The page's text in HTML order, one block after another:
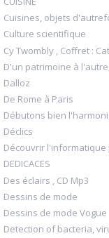
Cuisines, objets
Culture scientifique
Cy Twombly , Coffret :
D'un patrimoine à
Dalloz
De Rome à Paris
Débutons bien
Déclics
Découvrir l'informatique
DEDICACES
Des éclairs , CD Mp3
Dessins de mode
Dessins de mode Vogue
Detection of bacteria,